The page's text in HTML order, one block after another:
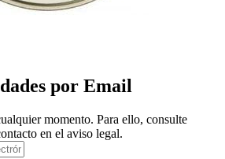
por Email
momento. Para ello, consulte
en el aviso legal.